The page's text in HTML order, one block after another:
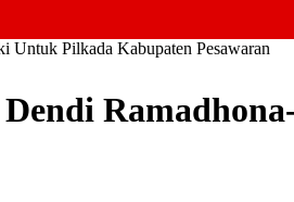
Untuk Pilkada Kabupaten Pesawaran